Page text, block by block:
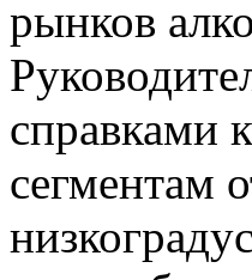
рынков
справками
сегментам